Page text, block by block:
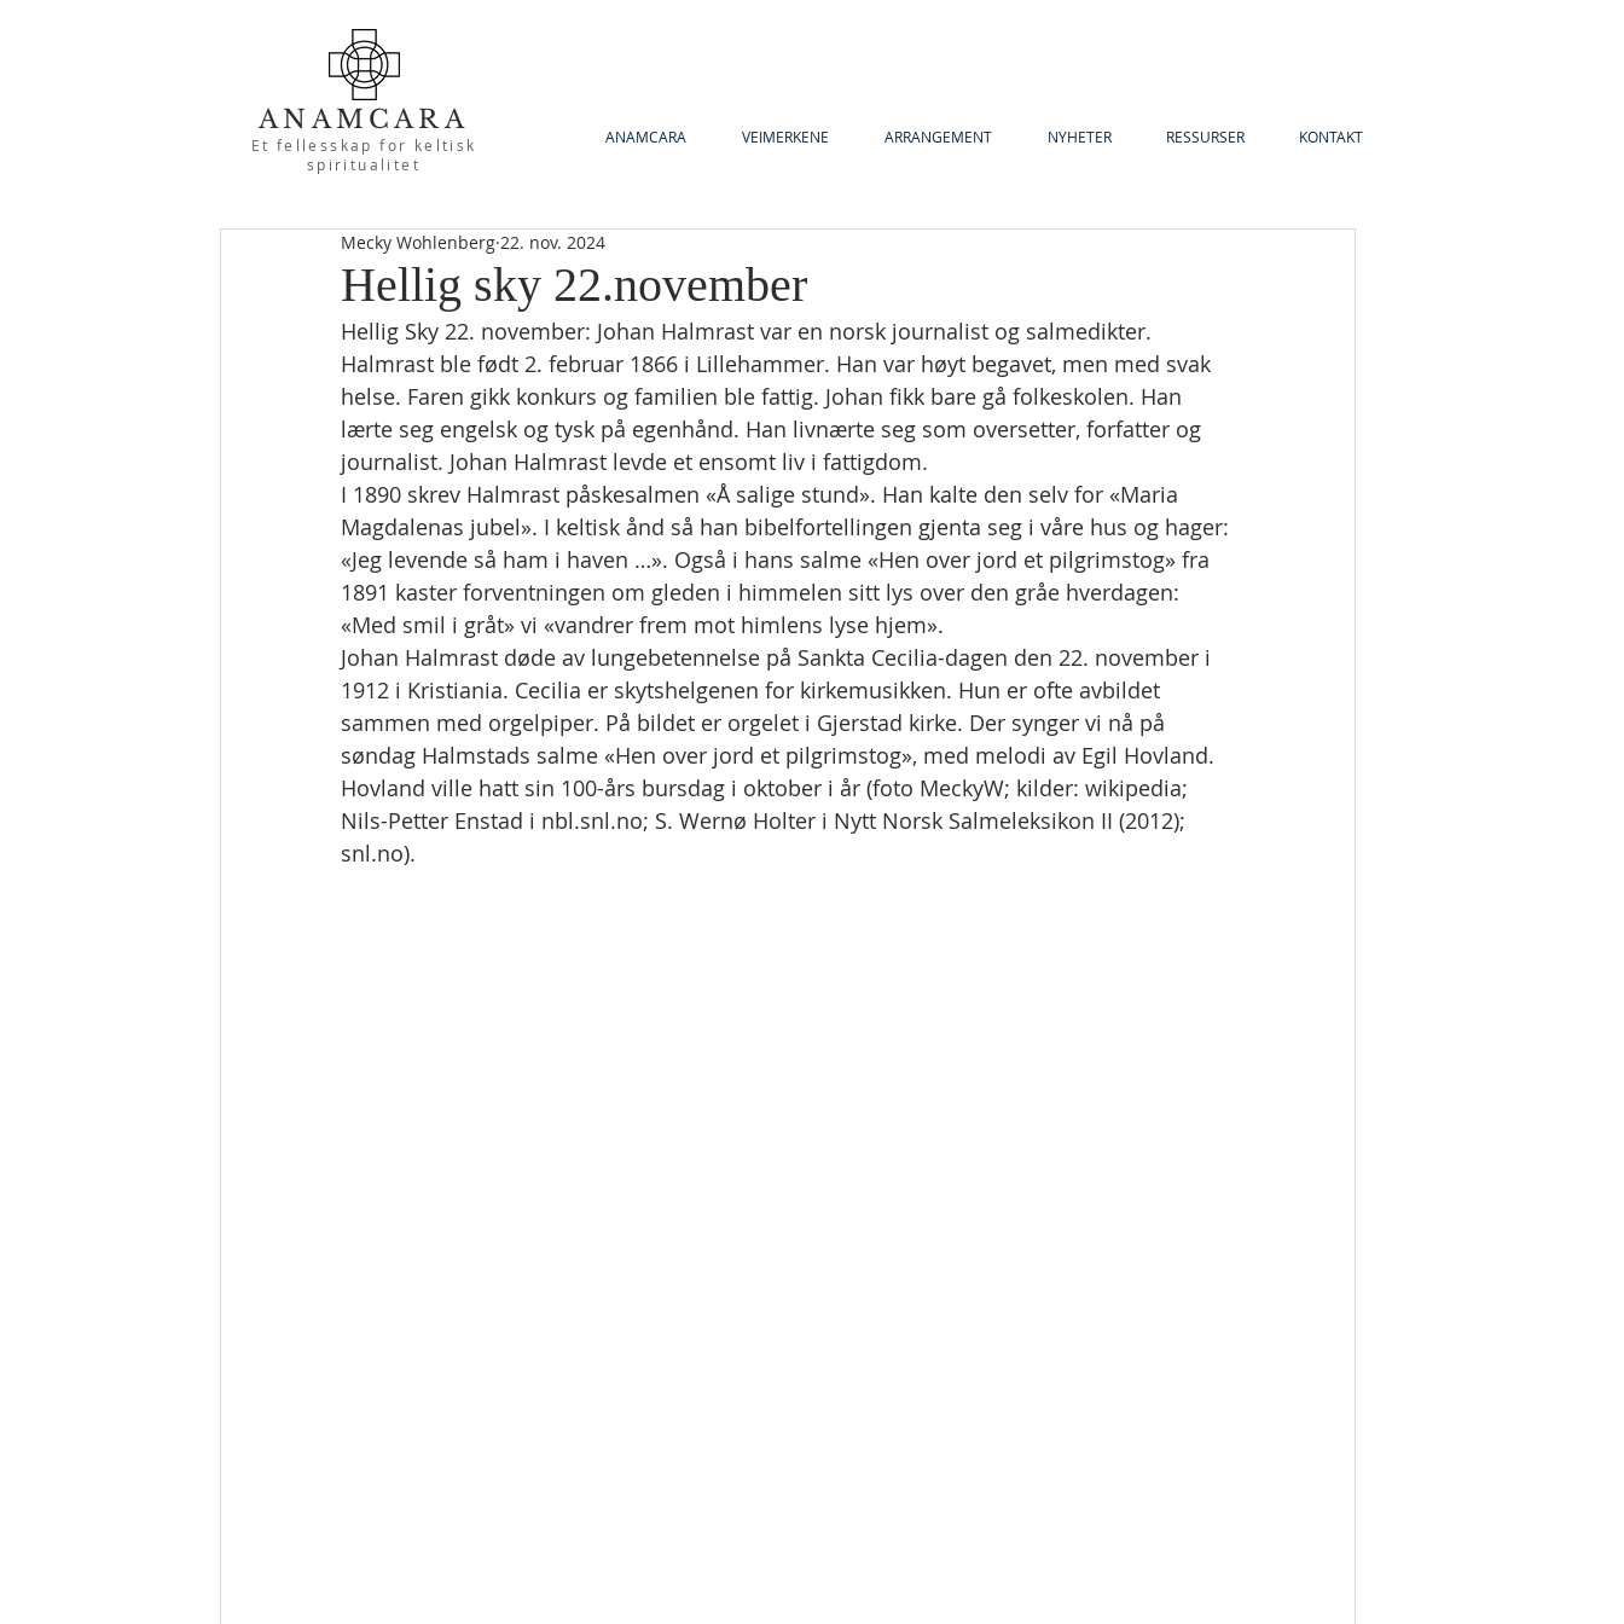
ANAMCARA
Et fellesskap for keltisk
spiritualitet
ANAMCARA VEIMERKENE ARRANGEMENT NYHETER RESSURSER KONTAKT
Hellig sky 22.november
Mecky Wohlenberg 22. nov. 2024
Hellig Sky 22. november: Johan Halmrast var en norsk journalist og salmedikter.
Halmrast ble født 2. februar 1866 i Lillehammer. Han var høyt begavet, men med svak
helse. Faren gikk konkurs og familien ble fattig. Johan fikk bare gå folkeskolen. Han
lærte seg engelsk og tysk på egenhånd. Han livnærte seg som oversetter, forfatter og
journalist. Johan Halmrast levde et ensomt liv i fattigdom.
I 1890 skrev Halmrast påskesalmen «Å salige stund». Han kalte den selv for «Maria
Magdalenas jubel». I keltisk ånd så han bibelfortellingen gjenta seg i våre hus og hager:
«Jeg levende så ham i haven …». Også i hans salme «Hen over jord et pilgrimstog» fra
1891 kaster forventningen om gleden i himmelen sitt lys over den gråe hverdagen:
«Med smil i gråt» vi «vandrer frem mot himlens lyse hjem».
Johan Halmrast døde av lungebetennelse på Sankta Cecilia-dagen den 22. november i
1912 i Kristiania. Cecilia er skytshelgenen for kirkemusikken. Hun er ofte avbildet
sammen med orgelpiper. På bildet er orgelet i Gjerstad kirke. Der synger vi nå på
søndag Halmstads salme «Hen over jord et pilgrimstog», med melodi av Egil Hovland.
Hovland ville hatt sin 100-års bursdag i oktober i år (foto MeckyW; kilder: wikipedia;
Nils-Petter Enstad i nbl.snl.no; S. Wernø Holter i Nytt Norsk Salmeleksikon II (2012);
snl.no).